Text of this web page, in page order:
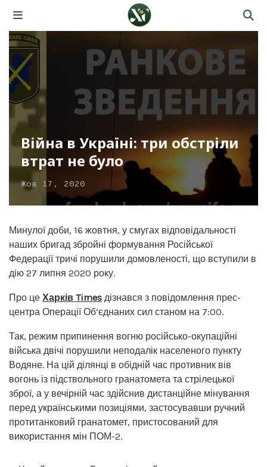
Війна в Україні: три обстріли
втрат не було
Жов 17, 2020
Минулої доби, 16 жовтня, у смугах відповідальності
наших бригад збройні формування Російської
Федерації тричі порушили домовленості, що вступили в
дію 27 липня 2020 року.
Про це Харків Times дізнався з повідомлення прес-
центра Операції Об’єднаних сил станом на 7:00.
Так, режим припинення вогню російсько-окупаційні
війська двічі порушили неподалік населеного пункту
Водяне. На цій ділянці в обідній час противник вів
вогонь із підствольного гранатомета та стрілецької
зброї, а у вечірній час здійснив дистанційне мінування
перед українськими позиціями, застосувавши ручний
протитанковий гранатомет, пристосований для
використання мін ПОМ-2.